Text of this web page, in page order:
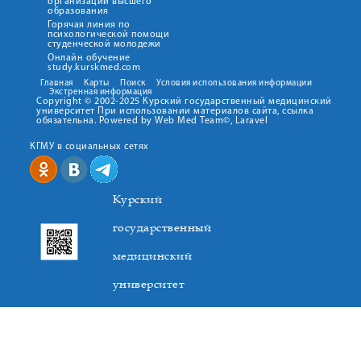
образования
Горячая линия по
психологической помощи
студенческой молодежи
Онлайн обучение
study.kurskmed.com
Главная Карты Поиск
Условия использования информации
Экстренная информация
Copyright © 2002-2025 Курский государственный медицинский
университет При использовании материалов сайта, ссылка
обязательна. Powered by Web Med Team©, Laravel
КГМУ в социальных сетях
Курский
государственный
медицинский
университет